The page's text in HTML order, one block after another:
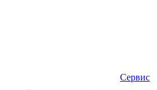
Сервис